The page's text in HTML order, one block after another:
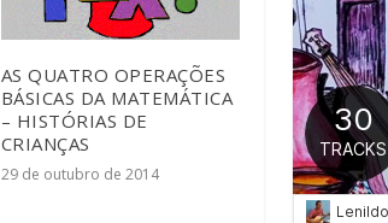
AS QUATRO OPERAÇÕES
BÁSICAS DA MATEMÁTICA
– HISTÓRIAS DE
CRIANÇAS
29 de outubro de 2014